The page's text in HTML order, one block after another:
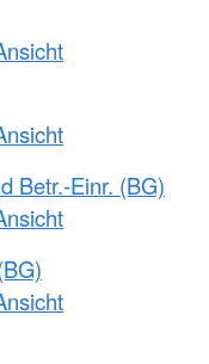
Betr.-Einr. (BG)